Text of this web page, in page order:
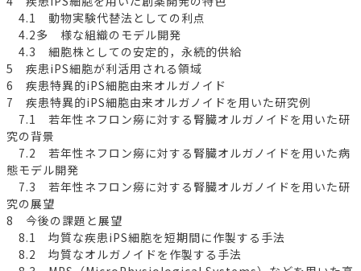
4.1 動物実験代替法としての利点
4.2多 様な組織のモデル開発
4.3 細胞株としての安定的，永続的供給
5 疾患iPS細胞が利活用される領域
6 疾患特異的iPS細胞由来オルガノイド
7 疾患特異的iPS細胞由来オルガノイドを用いた研究例
7.1 若年性ネフロン癆に対する腎臓オルガノイドを用いた研
究の背景
7.2 若年性ネフロン癆に対する腎臓オルガノイドを用いた病
態モデル開発
7.3 若年性ネフロン癆に対する腎臓オルガノイドを用いた研
究の展望
8 今後の課題と展望
8.1 均質な疾患iPS細胞を短期間に作製する手法
8.2 均質なオルガノイドを作製する手法